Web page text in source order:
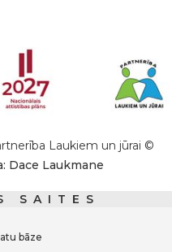
Laukiem un jūrai ©
Dace Laukmane
SAITES
bāze